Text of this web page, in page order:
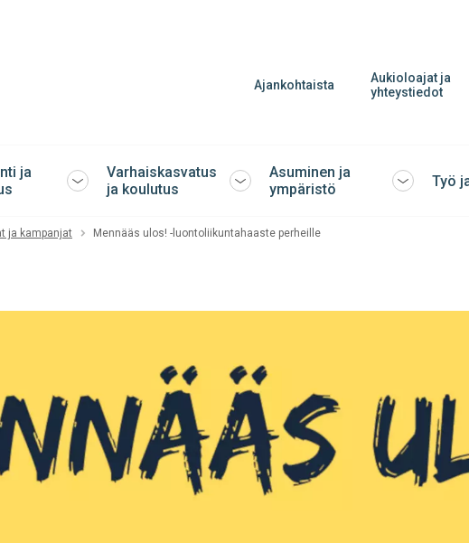
Ajankohtaista
Aukioloajat ja
yhteystiedot
ja
Avaa
sulje
Varhaiskasvatus
ja koulutus
Avaa
sulje
Asuminen ja
ympäristö
Avaa
Työ
ja kampanjat Mennääs ulos! -luontoliikuntahaaste perheille